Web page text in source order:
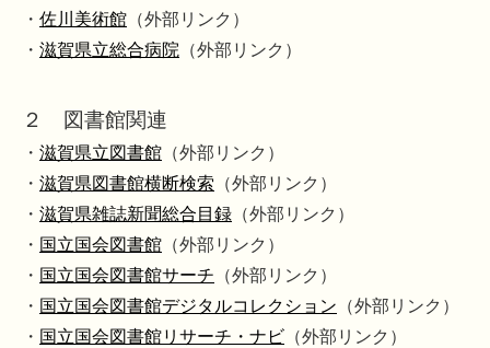
・ 佐川美術館 （外部リンク）
・ 滋賀県立総合病院 （外部リンク）
２ 図書館関連
・ 滋賀県立図書館 （外部リンク）
・ 滋賀県図書館横断検索 （外部リンク）
・ 滋賀県雑誌新聞総合目録 （外部リンク）
・ 国立国会図書館 （外部リンク）
・ 国立国会図書館サーチ （外部リンク）
・ 国立国会図書館デジタルコレクション （外部リンク）
・ 国立国会図書館リサーチ・ナビ （外部リンク）